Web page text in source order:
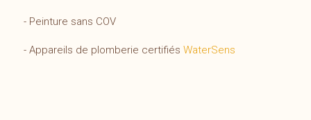
- Peinture sans COV
- Appareils de plomberie certifiés WaterSens